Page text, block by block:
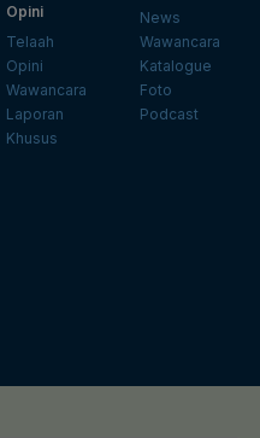
Opini
Telaah
Opini
Wawancara
Laporan
Khusus
News
Wawancara
Katalogue
Foto
Podcast